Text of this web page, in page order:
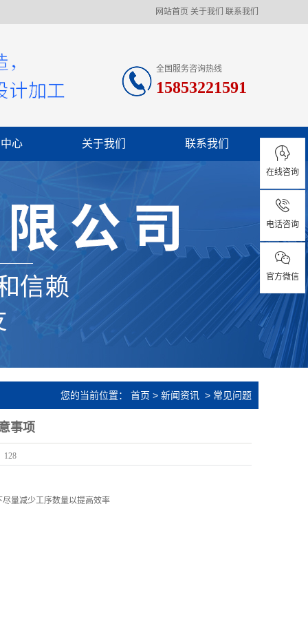
网站首页 关于我们 联系我们
全国服务咨询热线
15853221591
心
题
关于我们 联系我们
您的当前位置： 首页 > 新闻资讯 > 常见问题
事项
128
量减少工序数量以提高效率
在线咨询
电话咨询
官方微信